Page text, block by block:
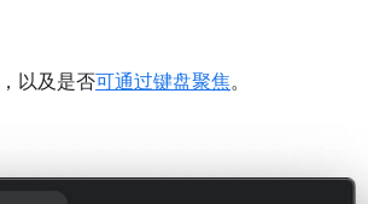
，以及是否可通过键盘聚焦。